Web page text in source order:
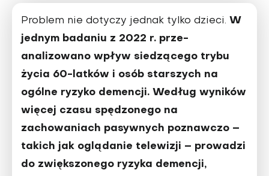
Problem nie dotyczy jednak tylko dzie­ci. W
jednym badaniu z 2022 r. prze­
analizowano wpływ siedzącego try­bu
życia 60-latków i osób starszych na
ogólne ryzyko demencji. Według wyników
więcej czasu spędzonego na
zachowaniach pasywnych poznaw­czo –
takich jak oglądanie telewizji – prowadzi
do zwiększonego ryzyka demencji,